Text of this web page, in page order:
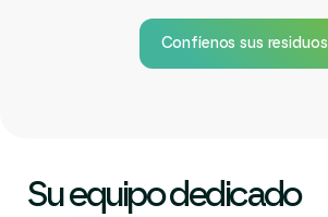
Confíenos sus residuos
Su equipo dedicado